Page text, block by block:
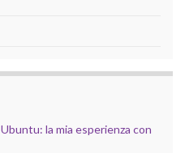
la mia esperienza con